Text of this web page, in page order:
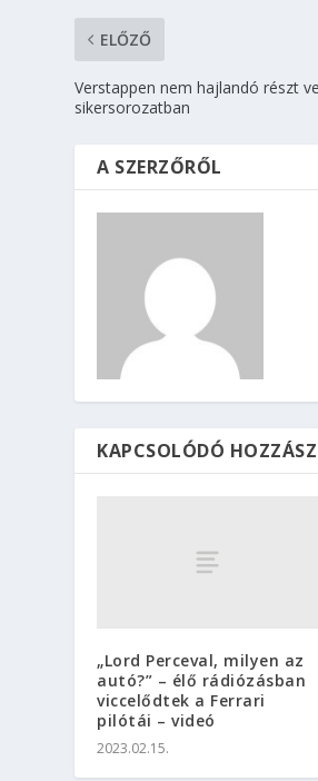
ELŐZŐ
Verstappen nem hajlandó részt
sikersorozatban
A SZERZŐRŐL
KAPCSOLÓDÓ
„Lord Perceval, milyen az
autó?” – élő rádiózásban
viccelődtek a Ferrari
pilótái – videó
2023.02.15.